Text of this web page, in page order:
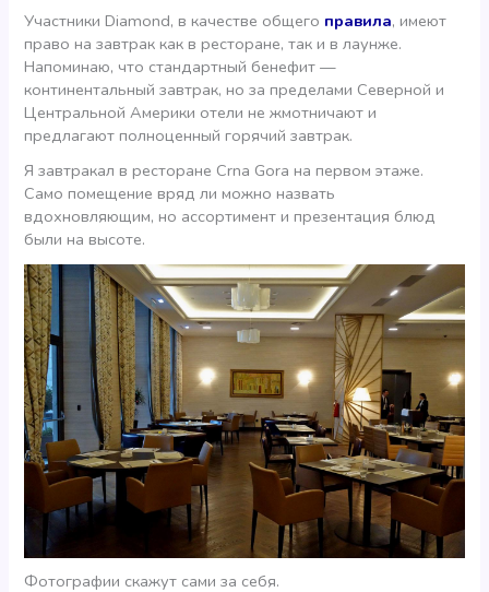
Участники Diamond, в качестве общего правила, имеют
право на завтрак как в ресторане, так и в лаунже.
Напоминаю, что стандартный бенефит —
континентальный завтрак, но за пределами Северной и
Центральной Америки отели не жмотничают и
предлагают полноценный горячий завтрак.
Я завтракал в ресторане Crna Gora на первом этаже.
Само помещение вряд ли можно назвать
вдохновляющим, но ассортимент и презентация блюд
были на высоте.
Фотографии скажут сами за себя.